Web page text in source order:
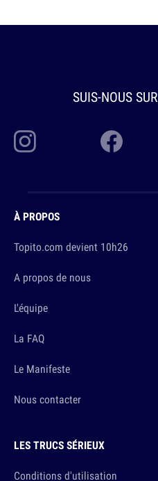
SUIS-NOUS SUR
À PROPOS
Topito.com devient 10h26
A propos de nous
L'équipe
La FAQ
Le Manifeste
Nous contacter
LES TRUCS SÉRIEUX
Conditions d'utilisation